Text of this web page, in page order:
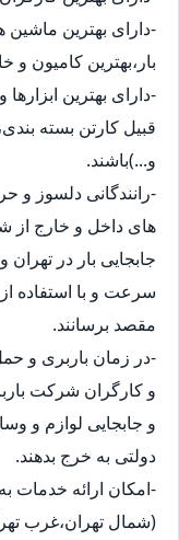
-دارای بهترین ماشین
بار،بهترین کامیون و
-دارای بهترین ابزارها
قبیل کارتن بسته
و...)باشند.
-رانندگانی دلسوز و
های داخل و خارج از
جابجایی بار در
سرعت و با استفاده
مقصد برسانند.
-در زمان باربری و
و کارگران شرکت
و جابجایی لوازم و
دولتی به خرج بدهند.
-امکان ارائه خدمات
(شمال تهران،غرب